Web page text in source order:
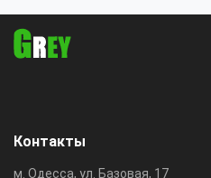
Контакты
м. Одесса, ул. Базовая, 17